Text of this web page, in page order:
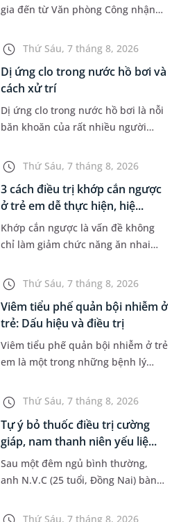
gia đến từ Văn phòng Công nhận
nhận và đánh giá cao nỗ lực duy trì
hệ thống quản lý chất lượ...
Thứ Sáu, 7 tháng 8, 2026
Dị ứng clo trong nước hồ bơi và
cách xử trí
Dị ứng clo trong nước hồ bơi là nỗi
băn khoăn của rất nhiều người
trường hợp thường xuyên bơi ở
những hồ bơi nhân tạo. Bài v...
Thứ Sáu, 7 tháng 8, 2026
3 cách điều trị khớp cắn ngược
ở trẻ em dễ thực hiện, hiệ...
Khớp cắn ngược là vấn đề không
chỉ làm giảm chức năng ăn nhai
đối của khuôn mặt. Do đó, cần khắc
phục sớm tình trạng này để...
Thứ Sáu, 7 tháng 8, 2026
Viêm tiểu phế quản bội nhiễm ở
trẻ: Dấu hiệu và điều trị
Viêm tiểu phế quản bội nhiễm ở trẻ
em là một trong những bệnh lý
bùng phát vào thời điểm giao mùa.
Khi những tổn thương ban đầ...
Thứ Sáu, 7 tháng 8, 2026
Tự ý bỏ thuốc điều trị cường
giáp, nam thanh niên yếu liệ...
Sau một đêm ngủ bình thường,
anh N.V.C (25 tuổi, Đồng Nai) bàng
không thể vận động đi lại được. Kết
Thứ Sáu, 7 tháng 8, 2026